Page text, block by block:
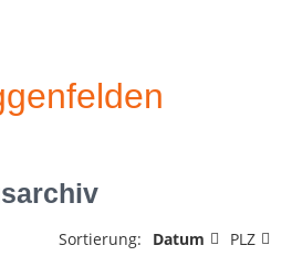
Sortierung: Datum PLZ